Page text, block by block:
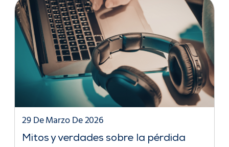
Mitos y verdades sobre la pérdida
29 De Marzo De 2026